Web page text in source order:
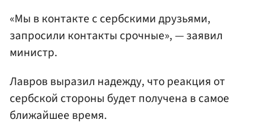
«Мы в контакте с сербскими друзьями,
запросили контакты срочные», — заявил
министр.
Лавров выразил надежду, что реакция от
сербской стороны будет получена в самое
ближайшее время.